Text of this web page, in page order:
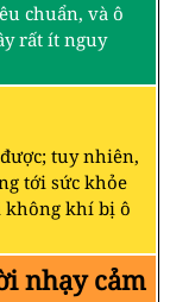
chuẩn, và ô
rất ít nguy
tuy nhiên,
tới sức khỏe
không khí bị ô
nhạy cảm